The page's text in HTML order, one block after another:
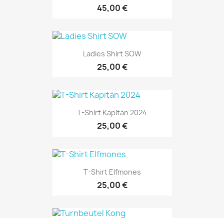
45,00 €
Ladies Shirt SOW
25,00 €
T-Shirt Kapitän 2024
25,00 €
T-Shirt Elfmones
25,00 €